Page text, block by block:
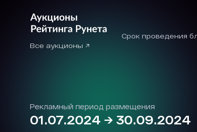
Все аукционы ↗
Срок проведения
Рекламный период размещения
01.07.2024 →30.09.2024